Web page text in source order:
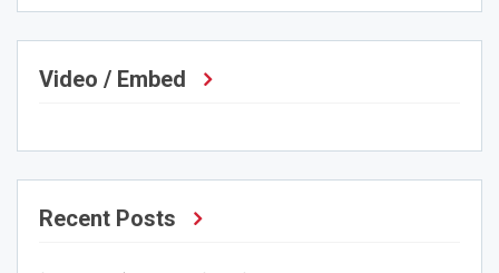
Video / Embed
Recent Posts